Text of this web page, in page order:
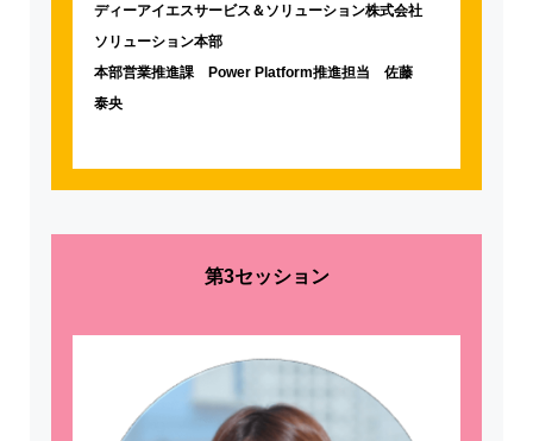
ディーアイエスサービス＆ソリューション株式会社
ソリューション本部
本部営業推進課 Power Platform推進担当 佐藤
泰央
第3セッション